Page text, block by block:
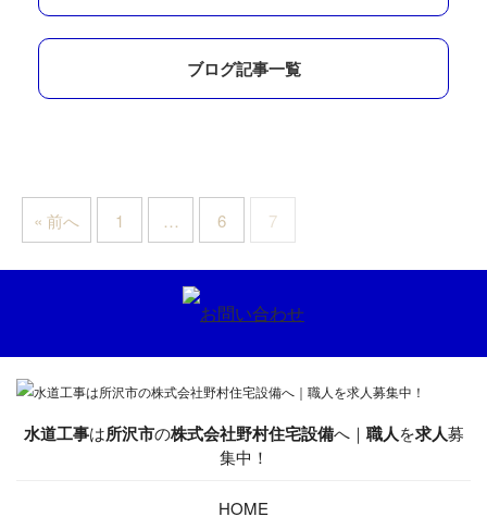
ブログ記事一覧
« 前へ 1 … 6 7
水道工事は所沢市の株式会社野村住宅設備へ｜ 職人を求人募
集中！
HOME